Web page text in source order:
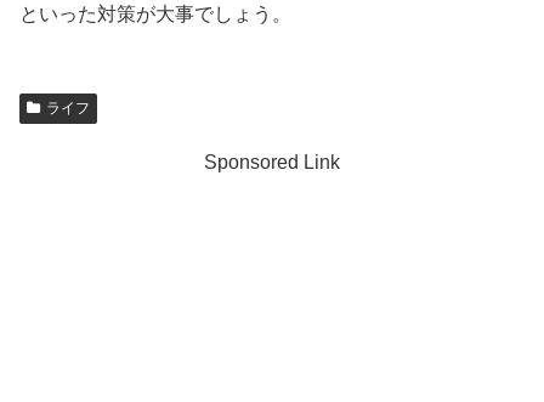
といった対策が大事でしょう。
ライフ
Sponsored Link